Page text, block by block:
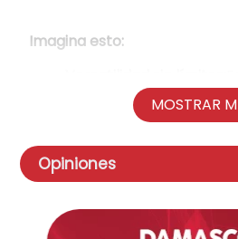
Imagina esto:
inteligente te permite
contenido multimedia
acceder a tus
favoritas, todo en un
de Netflix, YouTube,
MOSTRAR
Opiniones